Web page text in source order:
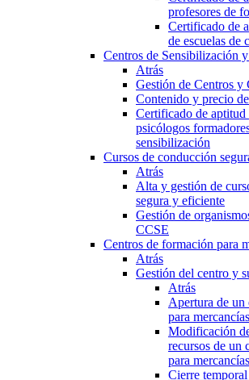
profesores de
Certificado de
de escuelas de
Centros de Sensibilización
Atrás
Gestión de Centros y
Contenido y precio
Certificado de aptitud
psicólogos
sensibilización
Cursos de conducción
Atrás
Alta y gestión de
segura y eficiente
Gestión de
CCSE
Centros de formación para
Atrás
Gestión del centro y
Atrás
Apertura de un
para
Modificación
recursos de un
para
Cierre